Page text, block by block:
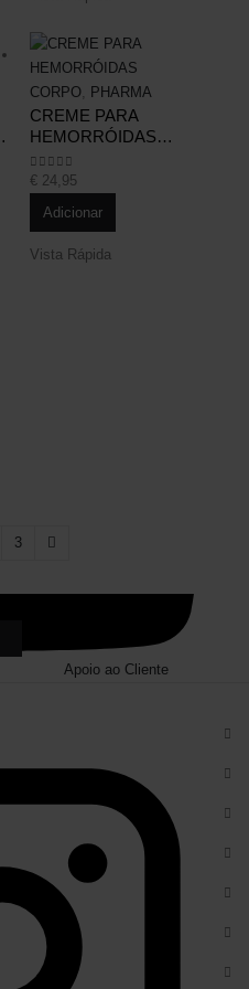
CORPO, PHARMA
CREME PARA
HEMORRÓIDAS
HEMAPRO | 75 ML
0out of 5
€24,95
Adicionar
Vista Rápida
3
Apoio ao Cliente